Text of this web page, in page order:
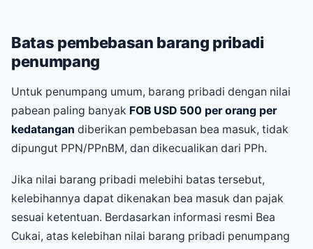
Batas pembebasan barang pribadi
penumpang
Untuk penumpang umum, barang pribadi dengan nilai
pabean paling banyak FOB USD 500 per orang per
kedatangan diberikan pembebasan bea masuk, tidak
dipungut PPN/PPnBM, dan dikecualikan dari PPh.
Jika nilai barang pribadi melebihi batas tersebut,
kelebihannya dapat dikenakan bea masuk dan pajak
sesuai ketentuan. Berdasarkan informasi resmi Bea
Cukai, atas kelebihan nilai barang pribadi penumpang